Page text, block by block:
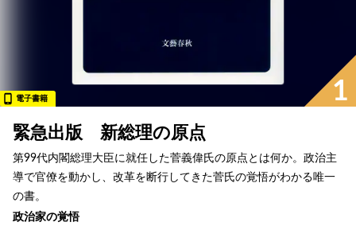
1
電子書籍
緊急出版 新総理の原点
第99代内閣総理大臣に就任した菅義偉氏の原点とは何か。政治主
導で官僚を動かし、改革を断行してきた菅氏の覚悟がわかる唯一
の書。
政治家の覚悟